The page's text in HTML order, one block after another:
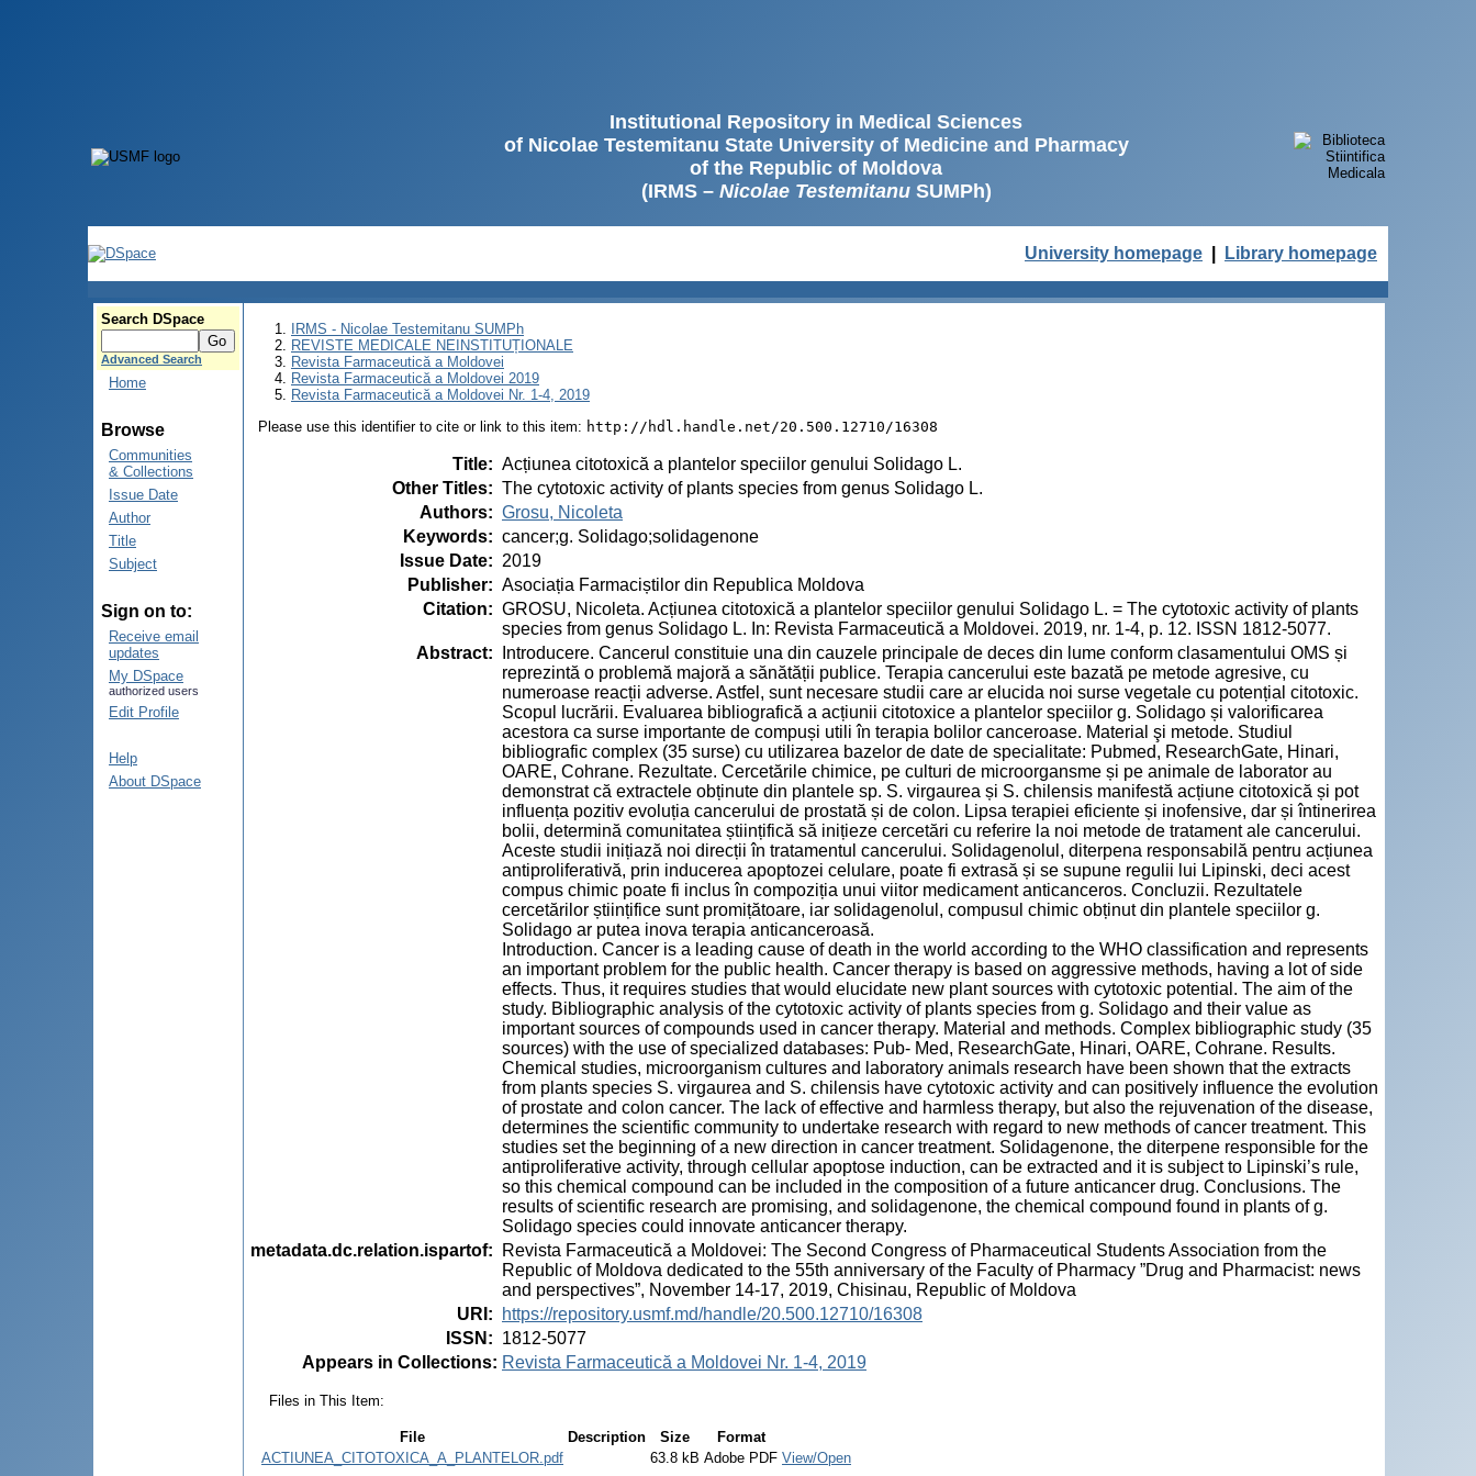
Institutional Repository in Medical Sciences
of Nicolae Testemitanu State University of Medicine and Pharmacy
of the Republic of Moldova
(IRMS – Nicolae TestemitanuSUMPh)
University homepage Library homepage
Search DSpace
Advanced Search
Home
Browse
Communities
& Collections
Issue Date
Author
Title
Subject
Sign on to:
Receive email
updates
My DSpace
authorized users
Edit Profile
Help
About DSpace
IRMS - Nicolae Testemitanu SUMPh
REVISTE MEDICALE NEINSTITUȚIONALE
Revista Farmaceutică a Moldovei
Revista Farmaceutică a Moldovei 2019
Revista Farmaceutică a Moldovei Nr. 1-4, 2019
Please use this identifier to cite or link to this item: http://hdl.handle.net/20.500.12710/16308
Title: Acțiunea citotoxică a plantelor speciilor genului Solidago L.
Other Titles: The cytotoxic activity of plants species from genus Solidago L.
Authors: Grosu, Nicoleta
Keywords: cancer;g. Solidago;solidagenone
Issue Date: 2019
Publisher: Asociația Farmaciștilor din Republica Moldova
Citation: GROSU, Nicoleta. Acțiunea citotoxică a plantelor speciilor genului Solidago L. = The cytotoxic activity of plants
species from genus Solidago L. In: Revista Farmaceutică a Moldovei. 2019, nr. 1-4, p. 12. ISSN 1812-5077.
Abstract:
Introducere. Cancerul constituie una din cauzele principale de deces din lume conform clasamentului OMS și
reprezintă o problemă majoră a sănătății publice. Terapia cancerului este bazată pe metode agresive, cu
numeroase reacții adverse. Astfel, sunt necesare studii care ar elucida noi surse vegetale cu potențial citotoxic.
Scopul lucrării. Evaluarea bibliografică a acțiunii citotoxice a plantelor speciilor g. Solidago și valorificarea
acestora ca surse importante de compuși utili în terapia bolilor canceroase. Material şi metode. Studiul
bibliografic complex (35 surse) cu utilizarea bazelor de date de specialitate: Pubmed, ResearchGate, Hinari,
OARE, Cohrane. Rezultate. Cercetările chimice, pe culturi de microorgansme și pe animale de laborator au
demonstrat că extractele obținute din plantele sp. S. virgaurea și S. chilensis manifestă acțiune citotoxică și pot
influența pozitiv evoluția cancerului de prostată și de colon. Lipsa terapiei eficiente și inofensive, dar și întinerirea
bolii, determină comunitatea științifică să inițieze cercetări cu referire la noi metode de tratament ale cancerului.
Aceste studii inițiază noi direcții în tratamentul cancerului. Solidagenolul, diterpena responsabilă pentru acțiunea
antiproliferativă, prin inducerea apoptozei celulare, poate fi extrasă și se supune regulii lui Lipinski, deci acest
compus chimic poate fi inclus în compoziția unui viitor medicament anticanceros. Concluzii. Rezultatele
cercetărilor științifice sunt promițătoare, iar solidagenolul, compusul chimic obținut din plantele speciilor g.
Solidago ar putea inova terapia anticanceroasă.
Introduction. Cancer is a leading cause of death in the world according to the WHO classification and represents
an important problem for the public health. Cancer therapy is based on aggressive methods, having a lot of side
effects. Thus, it requires studies that would elucidate new plant sources with cytotoxic potential. The aim of the
study. Bibliographic analysis of the cytotoxic activity of plants species from g. Solidago and their value as
important sources of compounds used in cancer therapy. Material and methods. Complex bibliographic study (35
sources) with the use of specialized databases: Pub- Med, ResearchGate, Hinari, OARE, Cohrane. Results.
Chemical studies, microorganism cultures and laboratory animals research have been shown that the extracts
from plants species S. virgaurea and S. chilensis have cytotoxic activity and can positively influence the evolution
of prostate and colon cancer. The lack of effective and harmless therapy, but also the rejuvenation of the disease,
determines the scientific community to undertake research with regard to new methods of cancer treatment. This
studies set the beginning of a new direction in cancer treatment. Solidagenone, the diterpene responsible for the
antiproliferative activity, through cellular apoptose induction, can be extracted and it is subject to Lipinski’s rule,
so this chemical compound can be included in the composition of a future anticancer drug. Conclusions. The
results of scientific research are promising, and solidagenone, the chemical compound found in plants of g.
Solidago species could innovate anticancer therapy.
metadata.dc.relation.ispartof:
Revista Farmaceutică a Moldovei: The Second Congress of Pharmaceutical Students Association from the
Republic of Moldova dedicated to the 55th anniversary of the Faculty of Pharmacy ”Drug and Pharmacist: news
and perspectives”, November 14-17, 2019, Chisinau, Republic of Moldova
URI :
https://repository.usmf.md/handle/20.500.12710/16308
ISSN : 1812-5077
Appears in Collections: Revista Farmaceutică a Moldovei Nr. 1-4, 2019
Files in This Item:
File Description Size
Format
ACTIUNEA_CITOTOXICA_A_PLANTELOR.pdf
63.8 kB Adobe PDF View/Open